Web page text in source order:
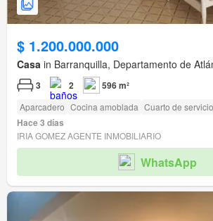
$ 1.200.000.000
Casa in Barranquilla, Departamento de
3 2 596 m²
Aparcadero Cocina amoblada Cuarto de servicio
Hace 3 días
IRIA GOMEZ AGENTE INMOBILIARIO
WhatsApp